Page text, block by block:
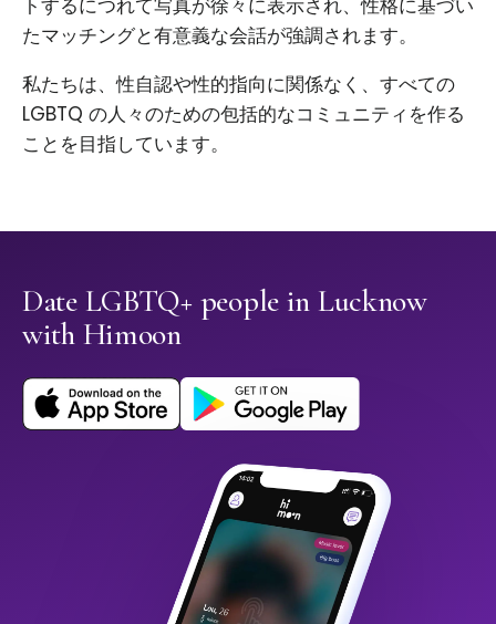
トするにつれて写真が徐々に表示され、性格に基づい
たマッチングと有意義な会話が強調されます。
私たちは、性自認や性的指向に関係なく、すべての
LGBTQ の人々のための包括的なコミュニティを作る
ことを目指しています。
Date LGBTQ+ people in Lucknow
with Himoon